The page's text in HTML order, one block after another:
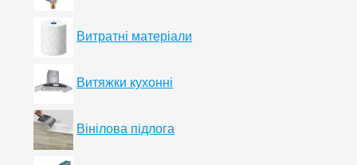
Витратні матеріали
Витяжки кухонні
Вінілова підлога